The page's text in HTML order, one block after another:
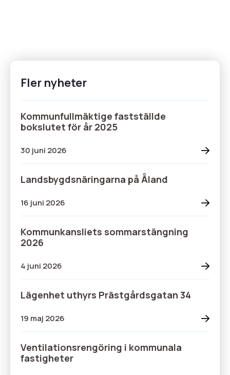
Fler nyheter
Kommunfullmäktige fastställde
bokslutet för år 2025
30 juni 2026
Landsbygdsnäringarna på Åland
16 juni 2026
Kommunkansliets sommarstängning
2026
4 juni 2026
Lägenhet uthyrs Prästgårdsgatan 34
19 maj 2026
Ventilationsrengöring i kommunala
fastigheter